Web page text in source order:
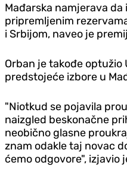
Mađarska namjerava da
pripremljenim
i Srbijom, naveo je
Orban je takođe optužio
predstojeće izbore u
"Niotkud se pojavila
naizgled beskonačne
neobično glasne
znam odakle taj novac
ćemo odgovore", izjavio